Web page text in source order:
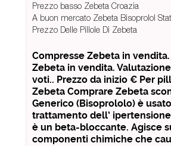
Prezzo basso Zebeta Croazia
A buon mercato Zebeta Bisoprolol
Prezzo Delle Pillole Di Zebeta
Compresse Zebeta in
Zebeta in vendita.
voti.. Prezzo da inizio € Per
Zebeta Comprare Zebeta
Generico (Bisoprololo) è
trattamento dell’
è un beta-bloccante. Agisce
componenti chimiche che